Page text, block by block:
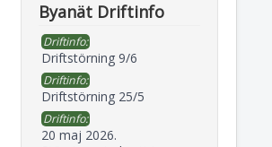
Byanät Driftinfo
Driftinfo:
Driftstörning 9/6
Driftinfo:
Driftstörning 25/5
Driftinfo:
20 maj 2026.